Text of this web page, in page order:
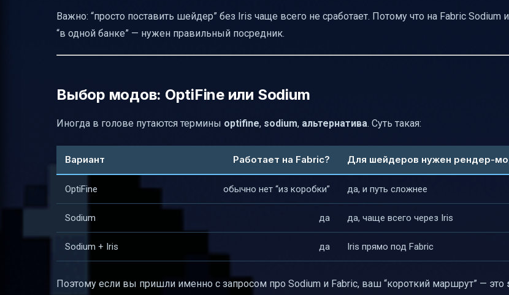
Важно: “просто поставить шейдер” без Iris чаще всего не сработает. Потому что на Fabric
“в одной банке” — нужен правильный посредник.
Выбор модов: OptiFine или Sodium
Иногда в голове путаются термины optifine, sodium, альтернатива. Суть такая:
Вариант Работает на Fabric? Для шейдеров нужен рендер-
OptiFine обычно нет “из коробки” да, и путь сложнее
Sodium да да, чаще всего через Iris
Sodium + Iris да Iris прямо под Fabric
Поэтому если вы пришли именно с запросом про Sodium и Fabric, ваш “короткий маршрут” — это